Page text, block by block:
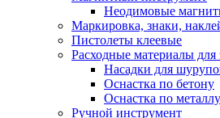
Неодимовые
Маркировка, знаки,
Пистолеты клеевые
Расходные материалы для
Насадки для
Оснастка по бетону
Оснастка по металлу
Ручной инструмент